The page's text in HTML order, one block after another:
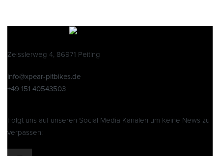
Zeisslerweg 4, 86971 Peiting
info@xpear-pitbikes.de
+49 151 40543503
Folgt uns auf unseren Social Media Kanälen um keine News zu
verpassen: